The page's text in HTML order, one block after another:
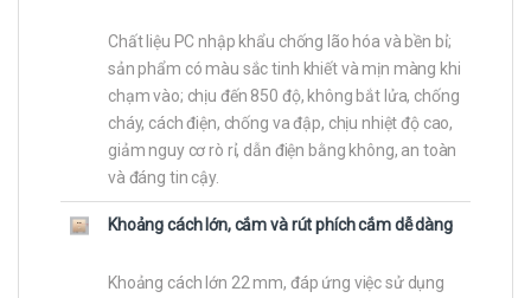
Chất liệu PC nhập khẩu chống lão hóa và bền bỉ;
sản phẩm có màu sắc tinh khiết và mịn màng khi
chạm vào; chịu đến 850 độ, không bắt lửa, chống
cháy, cách điện, chống va đập, chịu nhiệt độ cao,
giảm nguy cơ rò rỉ, dẫn điện bằng không, an toàn
và đáng tin cậy.
Khoảng cách lớn, cắm và rút phích cắm dễ dàng
Khoảng cách lớn 22 mm, đáp ứng việc sử dụng